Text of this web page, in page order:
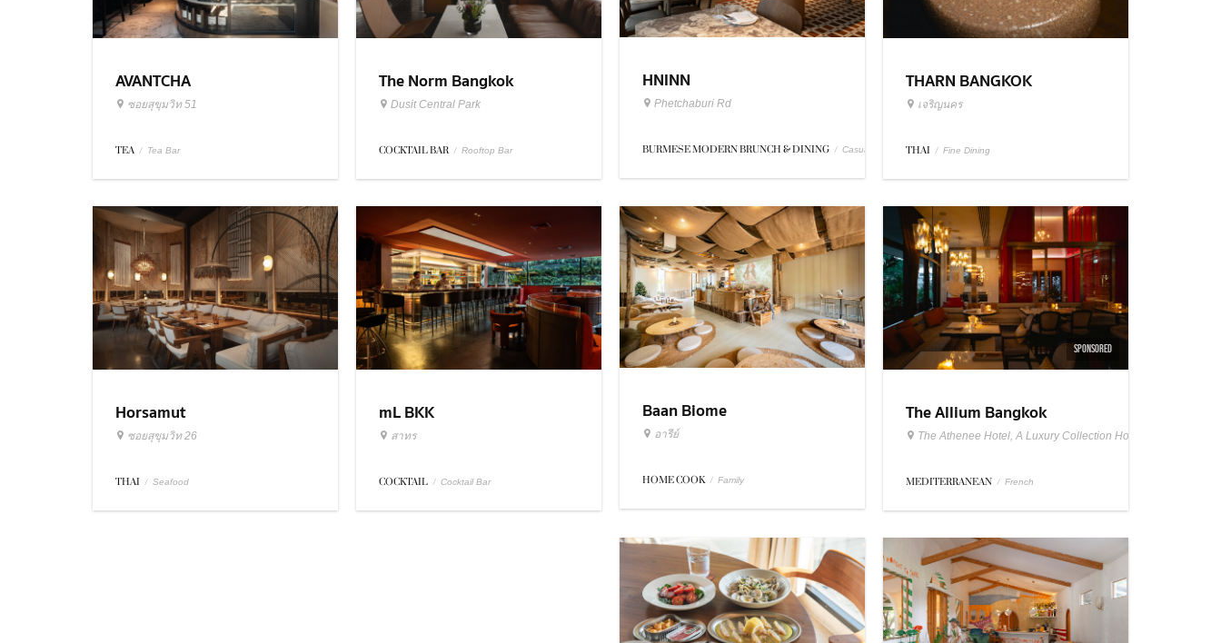
AVANTCHA
ซอยสุขุมวิท 51
TEA / Tea Bar
The Norm Bangkok
Dusit Central Park
COCKTAIL BAR / Rooftop Bar
HNINN
Phetchaburi Rd
BURMESE MODERN BRUNCH & DINING / Casual Dining
THARN BANGKOK
เจริญนคร
THAI / Fine Dining
Horsamut
ซอยสุขุมวิท 26
THAI / Seafood
mL BKK
สาทร
COCKTAIL / Cocktail Bar
Baan Biome
อารีย์
HOME COOK / Family
SPONSORED
The Allium Bangkok
The Athenee Hotel, A Luxury Collection Hotel Bangkok
MEDITERRANEAN / French